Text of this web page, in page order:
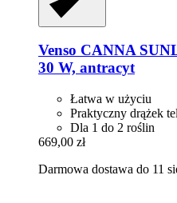
Venso CANNA
30 W, antracyt
Łatwa w użyciu
Praktyczny drążek
Dla 1 do 2 roślin
669,00 zł
Darmowa dostawa do 11